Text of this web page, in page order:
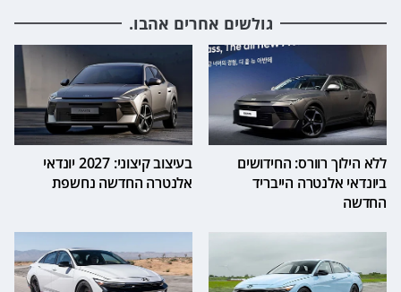
גולשים אחרים אהבו.
ללא הילוך רוורס: החידושים
ביונדאי אלנטרה הייבריד
החדשה
בעיצוב קיצוני: 2027 יונדאי
אלנטרה החדשה נחשפת